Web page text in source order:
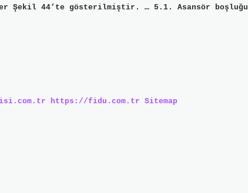
Şekil 44’te gösterilmiştir. … 5.1. Asansör boşluğu
https://fidu.com.tr Sitemap